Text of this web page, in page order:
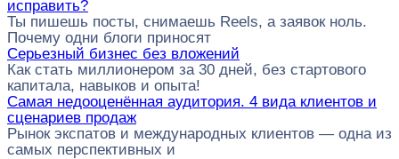
исправить?
Ты пишешь посты, снимаешь Reels, а заявок ноль.
Почему одни блоги приносят
Серьезный бизнес без вложений
Как стать миллионером за 30 дней, без стартового
капитала, навыков и опыта!
Самая недооценённая аудитория. 4 вида клиентов и
сценариев продаж
Рынок экспатов и международных клиентов — одна из
самых перспективных и